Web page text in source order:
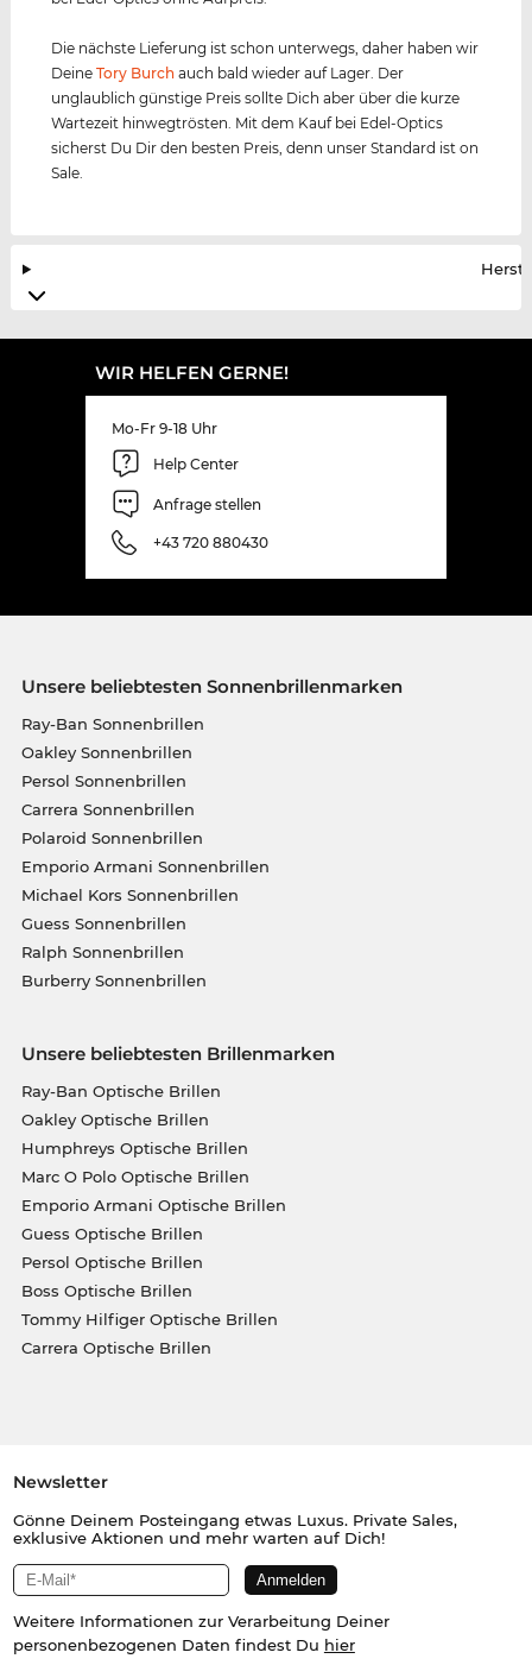
Die nächste Lieferung ist schon unterwegs, daher haben wir
DeineTory Burch auch bald wieder auf Lager. Der
unglaublich günstige Preis sollte Dich aber über die kurze
Wartezeit hinwegtrösten. Mit dem Kauf bei Edel-Optics
sicherst Du Dir den besten Preis, denn unser Standard ist on
Sale.
WIR HELFEN GERNE!
Mo-Fr 9-18 Uhr
Help Center
Anfrage stellen
+43 720 880430
Unsere beliebtesten Sonnenbrillenmarken
Ray-Ban Sonnenbrillen
Oakley Sonnenbrillen
Persol Sonnenbrillen
Carrera Sonnenbrillen
Polaroid Sonnenbrillen
Emporio Armani Sonnenbrillen
Michael Kors Sonnenbrillen
Guess Sonnenbrillen
Ralph Sonnenbrillen
Burberry Sonnenbrillen
Unsere beliebtesten Brillenmarken
Ray-Ban Optische Brillen
Oakley Optische Brillen
Humphreys Optische Brillen
Marc O Polo Optische Brillen
Emporio Armani Optische Brillen
Guess Optische Brillen
Persol Optische Brillen
Boss Optische Brillen
Tommy Hilfiger Optische Brillen
Carrera Optische Brillen
Newsletter
Gönne Deinem Posteingang etwas Luxus. Private Sales,
exklusive Aktionen und mehr warten auf Dich!
Weitere Informationen zur Verarbeitung Deiner
personenbezogenen Daten findest Du hier